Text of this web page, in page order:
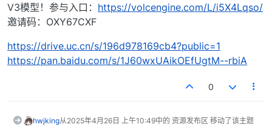
V3模型！参与入口： https://volcengine.com/L/i5X4Lqso/
邀请码：OXY67CXF
https://drive.uc.cn/s/196d978169cb4?public=1
https://pan.baidu.com/s/1J60wxUAikOEfUgtM--rbiA
0
hwjking从2025年4月26日 上午10:49中的 资源发布区 移动了该主题